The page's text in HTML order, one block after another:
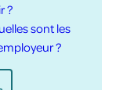
?
sont les
?